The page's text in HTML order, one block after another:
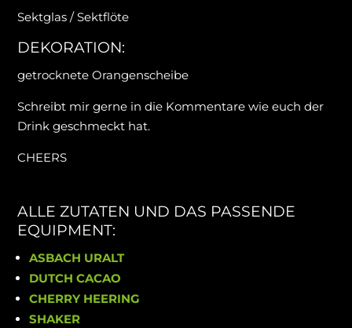
Sektglas / Sektflöte
DEKORATION:
getrocknete Orangenscheibe
Schreibt mir gerne in die Kommentare wie euch der
Drink geschmeckt hat.
CHEERS
ALLE ZUTATEN UND DAS PASSENDE
EQUIPMENT:
ASBACH URALT
DUTCH CACAO
CHERRY HEERING
SHAKER